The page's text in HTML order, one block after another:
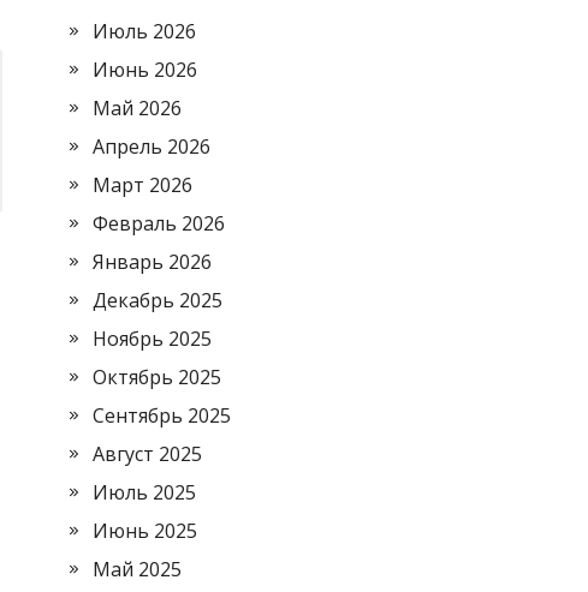
Июль 2026
Июнь 2026
Май 2026
Апрель 2026
Март 2026
Февраль 2026
Январь 2026
Декабрь 2025
Ноябрь 2025
Октябрь 2025
Сентябрь 2025
Август 2025
Июль 2025
Июнь 2025
Май 2025